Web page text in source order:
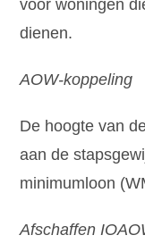
voor woningen
dienen.
AOW-koppeling
De hoogte van
aan de
minimumloon
Afschaffen